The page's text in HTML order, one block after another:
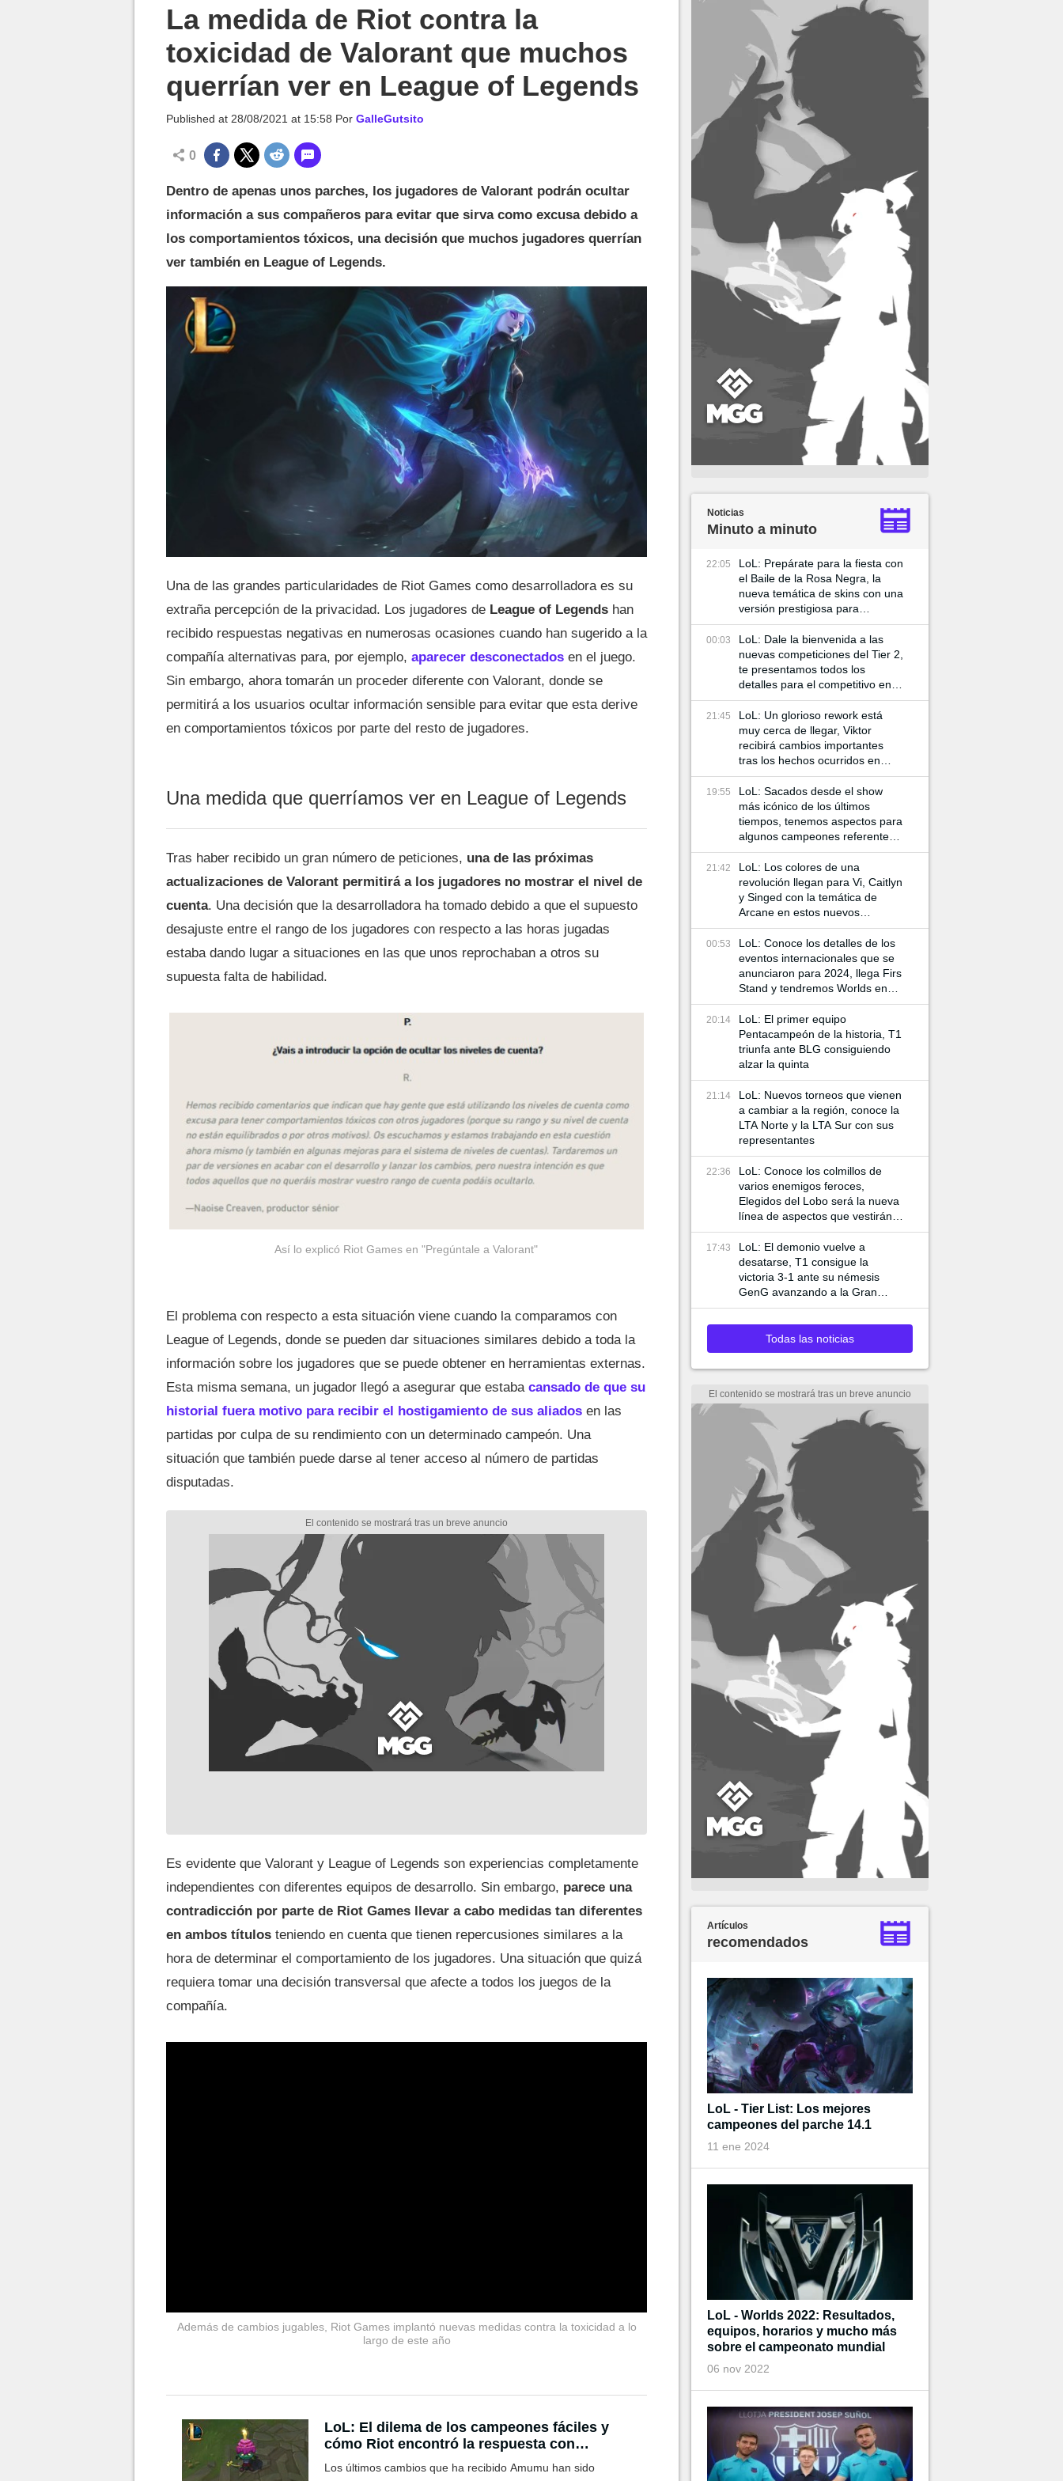
La medida de Riot contra la
toxicidad de Valorant que muchos
querrían ver en League of Legends
Published at 28/08/2021 at 15:58 Por GalleGutsito
0
Dentro de apenas unos parches, los jugadores de Valorant podrán ocultar
información a sus compañeros para evitar que sirva como excusa debido a
los comportamientos tóxicos, una decisión que muchos jugadores querrían
ver también en League of Legends.
Una de las grandes particularidades de Riot Games como desarrolladora es su
extraña percepción de la privacidad. Los jugadores de League of Legends han
recibido respuestas negativas en numerosas ocasiones cuando han sugerido a la
compañía alternativas para, por ejemplo, aparecer desconectados en el juego.
Sin embargo, ahora tomarán un proceder diferente con Valorant, donde se
permitirá a los usuarios ocultar información sensible para evitar que esta derive
en comportamientos tóxicos por parte del resto de jugadores.
Una medida que querríamos ver en League of Legends
Tras haber recibido un gran número de peticiones, una de las próximas
actualizaciones de Valorant permitirá a los jugadores no mostrar el nivel de
cuenta. Una decisión que la desarrolladora ha tomado debido a que el supuesto
desajuste entre el rango de los jugadores con respecto a las horas jugadas
estaba dando lugar a situaciones en las que unos reprochaban a otros su
supuesta falta de habilidad.
Así lo explicó Riot Games en "Pregúntale a Valorant"
El problema con respecto a esta situación viene cuando la comparamos con
League of Legends, donde se pueden dar situaciones similares debido a toda la
información sobre los jugadores que se puede obtener en herramientas externas.
Esta misma semana, un jugador llegó a asegurar que estaba cansado de que su
historial fuera motivo para recibir el hostigamiento de sus aliados en las
partidas por culpa de su rendimiento con un determinado campeón. Una
situación que también puede darse al tener acceso al número de partidas
disputadas.
Es evidente que Valorant y League of Legends son experiencias completamente
independientes con diferentes equipos de desarrollo. Sin embargo, parece una
contradicción por parte de Riot Games llevar a cabo medidas tan diferentes
en ambos títulos teniendo en cuenta que tienen repercusiones similares a la
hora de determinar el comportamiento de los jugadores. Una situación que quizá
requiera tomar una decisión transversal que afecte a todos los juegos de la
compañía.
Además de cambios jugables, Riot Games implantó nuevas medidas contra la toxicidad a lo
largo de este año
LoL: El dilema de los campeones fáciles y
cómo Riot encontró la respuesta con
Amumu
Los últimos cambios que ha recibido Amumu han sido
Noticias
Minuto a minuto
22:05
LoL: Prepárate para la fiesta con
el Baile de la Rosa Negra, la
nueva temática de skins con una
versión prestigiosa para
Katarian
00:03
LoL: Dale la bienvenida a las
nuevas competiciones del Tier 2,
te presentamos todos los
detalles para el competitivo en el
2025
21:45
LoL: Un glorioso rework está
muy cerca de llegar, Viktor
recibirá cambios importantes
tras los hechos ocurridos en
Arcane
19:55
LoL: Sacados desde el show
más icónico de los últimos
tiempos, tenemos aspectos para
algunos campeones referentes
a Arcane
21:42
LoL: Los colores de una
revolución llegan para Vi, Caitlyn
y Singed con la temática de
Arcane en estos nuevos
aspectos
00:53
LoL: Conoce los detalles de los
eventos internacionales que se
anunciaron para 2024, llega Firs
Stand y tendremos Worlds en
China
20:14
LoL: El primer equipo
Pentacampeón de la historia, T1
triunfa ante BLG consiguiendo
alzar la quinta
21:14
LoL: Nuevos torneos que vienen
a cambiar a la región, conoce la
LTA Norte y la LTA Sur con sus
representantes
22:36
LoL: Conoce los colmillos de
varios enemigos feroces,
Elegidos del Lobo será la nueva
línea de aspectos que vestirán a
Ambessa y Swain
17:43
LoL: El demonio vuelve a
desatarse, T1 consigue la
victoria 3-1 ante su némesis
GenG avanzando a la Gran
Final de Worlds 2024
Todas las noticias
Artículos
recomendados
LoL - Tier List: Los mejores
campeones del parche 14.1
11 ene 2024
LoL - Worlds 2022: Resultados,
equipos, horarios y mucho más
sobre el campeonato mundial
06 nov 2022